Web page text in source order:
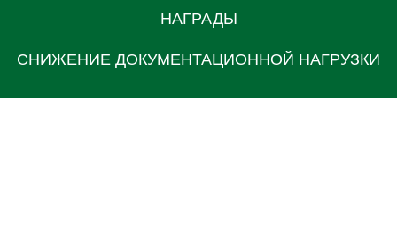
НАГРАДЫ
СНИЖЕНИЕ ДОКУМЕНТАЦИОННОЙ НАГРУЗКИ